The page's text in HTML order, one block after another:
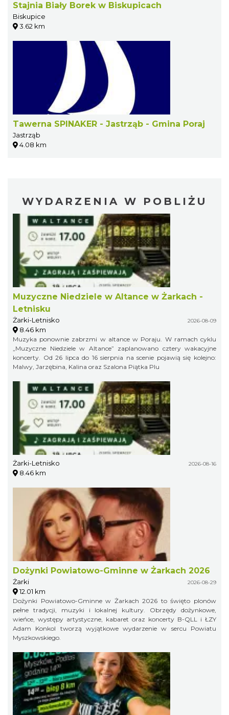
Stajnia Biały Borek w Biskupicach
Biskupice
3.62 km
Tawerna SPINAKER - Jastrząb - Gmina Poraj
Jastrząb
4.08 km
WYDARZENIA W POBLIŻU
Muzyczne Niedziele w Altance w Żarkach -
Letnisku
Żarki-Letnisko 2026-08-09
8.46 km
Muzyka ponownie zabrzmi w altance w Poraju. W ramach cyklu
„Muzyczne Niedziele w Altance” zaplanowano cztery wakacyjne
koncerty. Od 26 lipca do 16 sierpnia na scenie pojawią się kolejno:
Malwy, Jarzębina, Kalina oraz Szalona Piątka Plu
Żarki-Letnisko 2026-08-16
8.46 km
Dożynki Powiatowo-Gminne w Żarkach 2026
Żarki 2026-08-29
12.01 km
Dożynki Powiatowo-Gminne w Żarkach 2026 to święto plonów
pełne tradycji, muzyki i lokalnej kultury. Obrzędy dożynkowe,
wieńce, występy artystyczne, kabaret oraz koncerty B-QLL i ŁZY
Adam Konkol tworzą wyjątkowe wydarzenie w sercu Powiatu
Myszkowskiego.